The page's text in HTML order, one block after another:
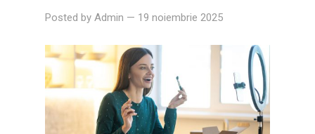
Posted by Admin — 19 noiembrie 2025